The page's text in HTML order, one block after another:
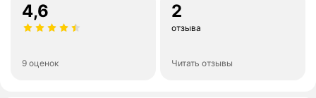
4,6
9 оценок
2
отзыва
Читать отзывы